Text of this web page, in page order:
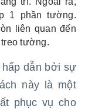
1 phần tường.
liên quan đến
tường.
dẫn bởi sự
này là một
phục vụ cho